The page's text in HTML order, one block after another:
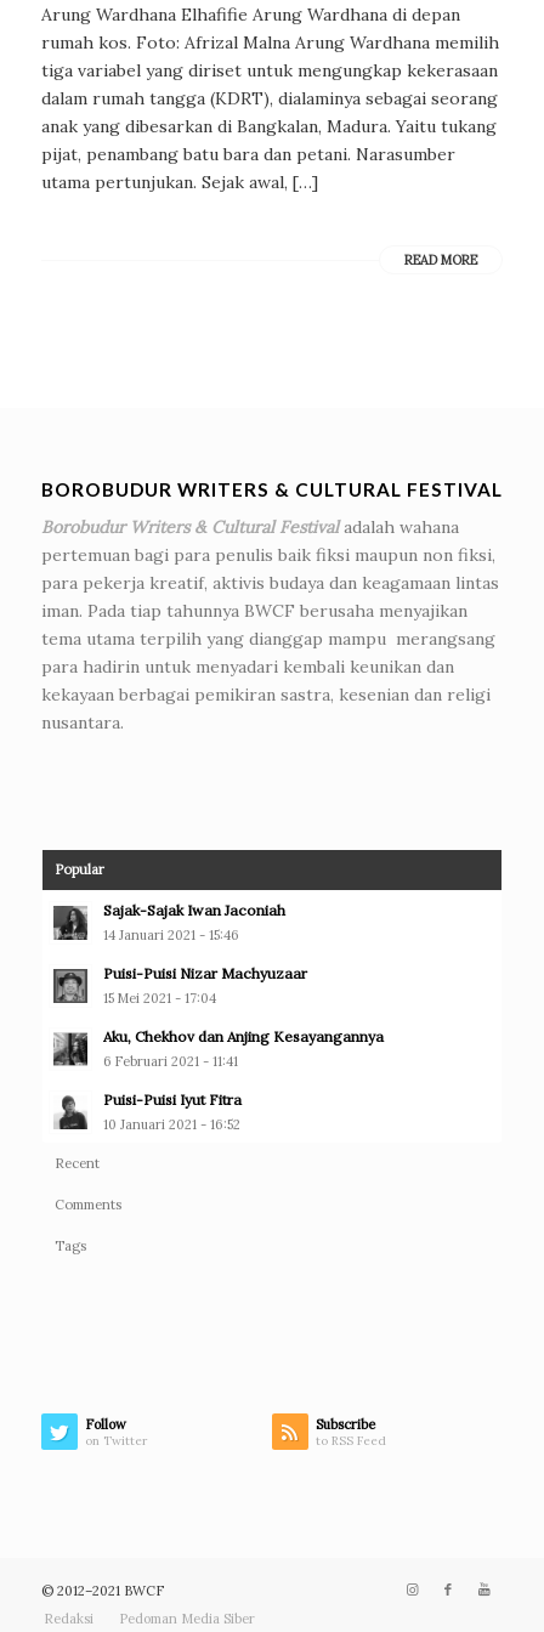
Arung Wardhana Elhafifie Arung Wardhana di depan
rumah kos. Foto: Afrizal Malna Arung Wardhana memilih
tiga variabel yang diriset untuk mengungkap kekerasaan
dalam rumah tangga (KDRT), dialaminya sebagai seorang
anak yang dibesarkan di Bangkalan, Madura. Yaitu tukang
pijat, penambang batu bara dan petani. Narasumber
utama pertunjukan. Sejak awal, […]
READ MORE
BOROBUDUR WRITERS & CULTURAL FESTIVAL
Borobudur Writers & Cultural Festivaladalah wahana
pertemuan bagi para penulis baik fiksi maupun non fiksi,
para pekerja kreatif, aktivis budaya dan keagamaan lintas
iman. Pada tiap tahunnya BWCF berusaha menyajikan
tema utama terpilih yang dianggap mampu merangsang
para hadirin untuk menyadari kembali keunikan dan
kekayaan berbagai pemikiran sastra, kesenian dan religi
nusantara.
Popular
Sajak-Sajak Iwan Jaconiah
14 Januari 2021 - 15:46
Puisi-Puisi Nizar Machyuzaar
15 Mei 2021 - 17:04
Aku, Chekhov dan Anjing Kesayangannya
6 Februari 2021 - 11:41
Puisi-Puisi Iyut Fitra
10 Januari 2021 - 16:52
Recent
Comments
Tags
Follow
on Twitter
Subscribe
to RSS Feed
© 2012–2021 BWCF
Redaksi
Pedoman Media Siber